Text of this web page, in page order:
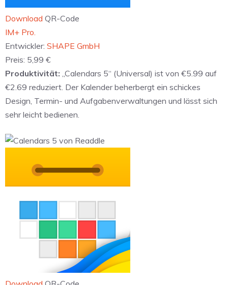
Download QR-Code
‎IM+ Pro.
Entwickler: SHAPE GmbH
Preis: 5,99 €
Produktivität: „Calendars 5“ (Universal) ist von €5.99 auf
€2.69 reduziert. Der Kalender beherbergt ein schickes
Design, Termin- und Aufgabenverwaltungen und lässt sich
sehr leicht bedienen.